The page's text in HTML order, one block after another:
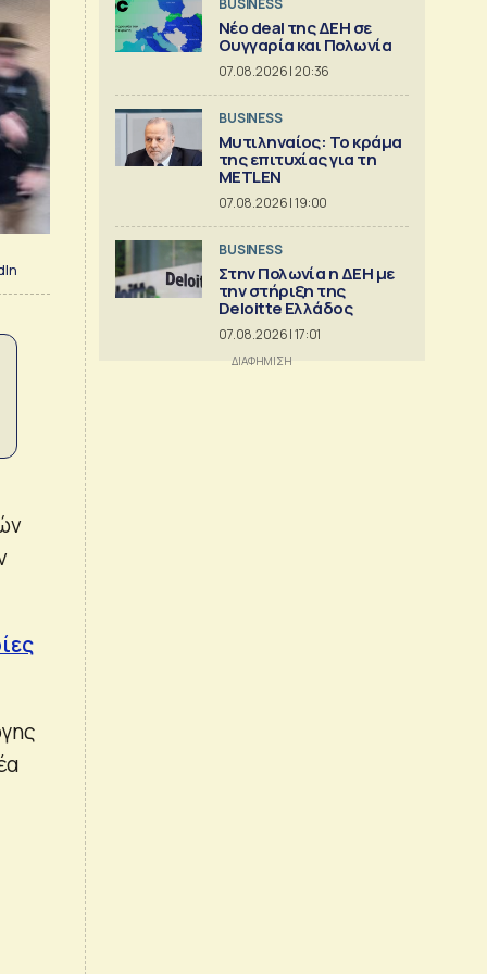
BUSINESS
Νέο deal της ΔΕΗ σε
Ουγγαρία και Πολωνία
07.08.2026 | 20:36
BUSINESS
Μυτιληναίος: Το κράμα
της επιτυχίας για τη
METLEN
07.08.2026 | 19:00
BUSINESS
Στην Πολωνία η ΔΕΗ με
την στήριξη της
Deloitte Ελλάδος
07.08.2026 | 17:01